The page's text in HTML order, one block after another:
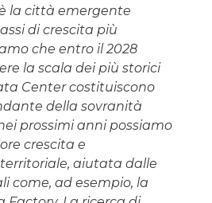
la città emergente
di crescita più
che entro il 2028
la scala dei più storici
Center costituiscono
della sovranità
prossimi anni possiamo
crescita e
aiutata dalle
come, ad esempio, la